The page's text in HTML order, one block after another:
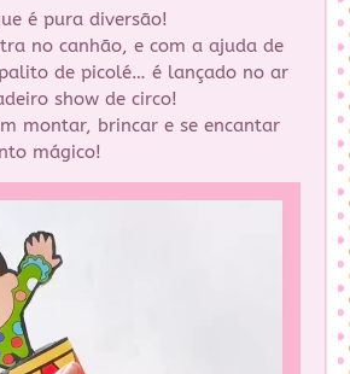
é pura diversão!
no canhão, e com a ajuda de
de picolé… é lançado no ar
show de circo!
montar, brincar e se encantar
mágico!